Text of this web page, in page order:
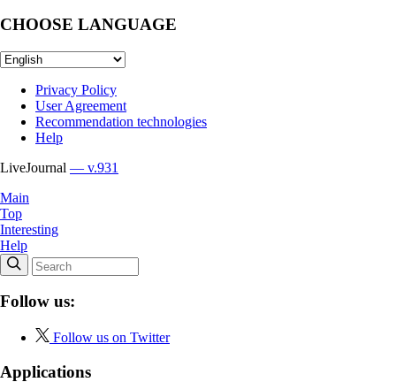
CHOOSE LANGUAGE
Privacy Policy
User Agreement
Recommendation technologies
Help
LiveJournal — v.931
Main
Top
Interesting
Help
Follow us:
Follow us on Twitter
Applications